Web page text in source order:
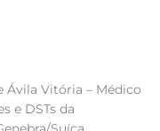
Ávila Vitória – Médico
e DSTs da